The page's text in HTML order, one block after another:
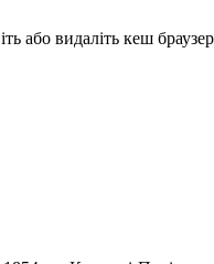
або видаліть кеш